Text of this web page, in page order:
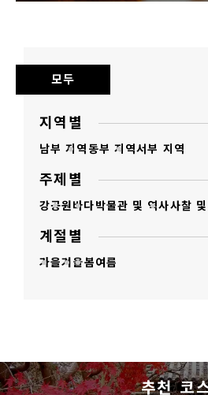
모두
지역별
남부 지역 동부 지역서부 지역
주제별
강공원바다박물관 및 역사사찰
계절별
가을겨울봄여름
추천 코